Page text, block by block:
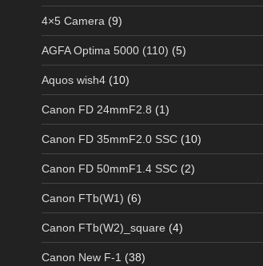
4×5 Camera (9)
AGFA Optima 5000 (110) (5)
Aquos wish4 (10)
Canon FD 24mmF2.8 (1)
Canon FD 35mmF2.0 SSC (10)
Canon FD 50mmF1.4 SSC (2)
Canon FTb(W1) (6)
Canon FTb(W2)_square (4)
Canon New F-1 (38)